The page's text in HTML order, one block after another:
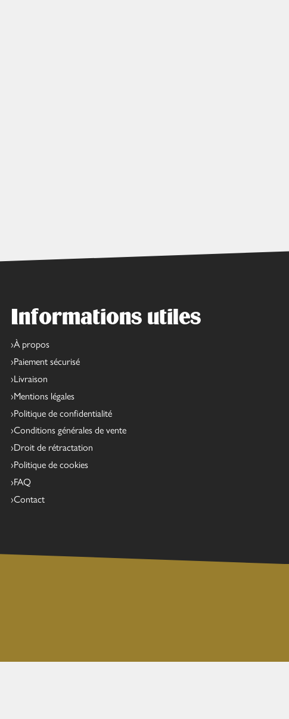
Informations utiles
À propos
Paiement sécurisé
Livraison
Mentions légales
Politique de confidentialité
Conditions générales de vente
Droit de rétractation
Politique de cookies
FAQ
Contact